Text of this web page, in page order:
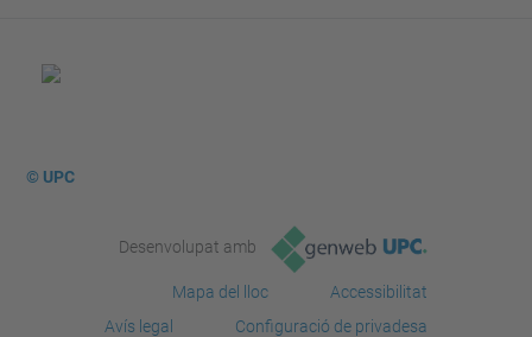
© UPC
Desenvolupat amb
Mapa del lloc
Accessibilitat
Avís legal
Configuració de privadesa